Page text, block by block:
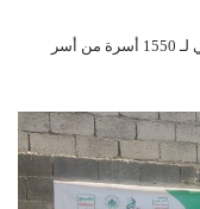
العودة إلى "تعز | تدشين توزيع لحوم الأضاحي لـ 1550 أسرة من أسر